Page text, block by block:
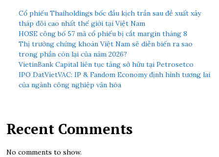
Cổ phiếu Thaiholdings bốc đầu kịch trần sau đề xuất xây
tháp đôi cao nhất thế giới tại Việt Nam
HOSE công bố 57 mã cổ phiếu bị cắt margin tháng 8
Thị trường chứng khoán Việt Nam sẽ diễn biến ra sao
trong phần còn lại của năm 2026?
VietinBank Capital liên tục tăng sở hữu tại Petrosetco
IPO DatVietVAC: IP & Fandom Economy định hình tương lai
của ngành công nghiệp văn hóa
Recent Comments
No comments to show.